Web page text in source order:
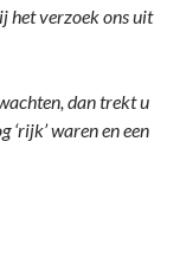
het verzoek ons uit
dan trekt u
waren en een